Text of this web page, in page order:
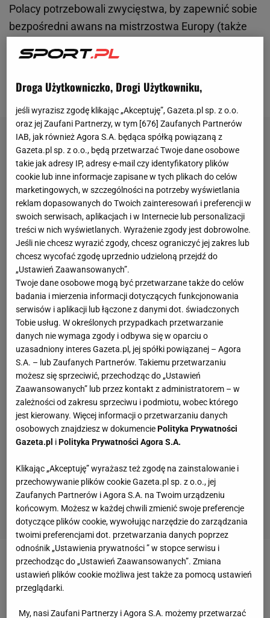
Polacy potrzebowali zwycięstwa, by zapewnić sobie
bezpośredni awans na mistrzostwa Europy (także
Polskiej drużynie pozostają jedynie baraże w
wszystkiemeczegrupowe.
Zobacz wideoLewandowski: Potrzebna jest
cierpliwość. Widać światełko w tunelu
Droga Użytkowniczko, Drogi Użytkowniku,
jeśli wyrazisz zgodę klikając „Akceptuję”, Gazeta.pl sp. z o.o.
oraz jej Zaufani Partnerzy, w tym [676] Zaufanych Partnerów
IAB, jak również Agora S.A. będąca spółką powiązaną z
Gazeta.pl sp. z o.o., będą przetwarzać Twoje dane osobowe
takie jak adresy IP, adresy e-mail czy identyfikatory plików
cookie lub inne informacje zapisane w tych plikach do celów
marketingowych, w szczególności na potrzeby wyświetlania
reklam dopasowanych do Twoich zainteresowań i preferencji w
swoich serwisach, aplikacjach i w Internecie lub personalizacji
treści w nich wyświetlanych. Wyrażenie zgody jest dobrowolne.
Jeśli nie chcesz wyrazić zgody, chcesz ograniczyć jej zakres lub
chcesz wycofać zgodę uprzednio udzieloną przejdź do
„Ustawień Zaawansowanych”.
Twoje dane osobowe mogą być przetwarzane także do celów
badania i mierzenia informacji dotyczących funkcjonowania
serwisów i aplikacji lub łączone z danymi dot. świadczonych
Tobie usług. W określonych przypadkach przetwarzanie
danych nie wymaga zgody i odbywa się w oparciu o
uzasadniony interes Gazeta.pl, jej spółki powiązanej – Agora
S.A. – lub Zaufanych Partnerów. Takiemu przetwarzaniu
możesz się sprzeciwić, przechodząc do „Ustawień
Zaawansowanych” lub przez kontakt z administratorem – w
zależności od zakresu sprzeciwu i podmiotu, wobec którego
jest kierowany. Więcej informacji o przetwarzaniu danych
osobowych znajdziesz w dokumenciePolityka Prywatności
Gazeta.pl iPolityka Prywatności Agora S.A.
Klikając „Akceptuję” wyrażasz też zgodę na zainstalowanie i
przechowywanie plików cookie Gazeta.pl sp. z o.o., jej
Zaufanych Partnerów i Agora S.A. na Twoim urządzeniu
końcowym. Możesz w każdej chwili zmienić swoje preferencje
dotyczące plików cookie, wywołując narzędzie do zarządzania
twoimi preferencjami dot. przetwarzania danych poprzez
odnośnik „Ustawienia prywatności ” w stopce serwisu i
przechodząc do „Ustawień Zaawansowanych”. Zmiana
ustawień plików cookie możliwa jest także za pomocą ustawień
przeglądarki.
My, nasi Zaufani Partnerzy i Agora S.A. możemy przetwarzać